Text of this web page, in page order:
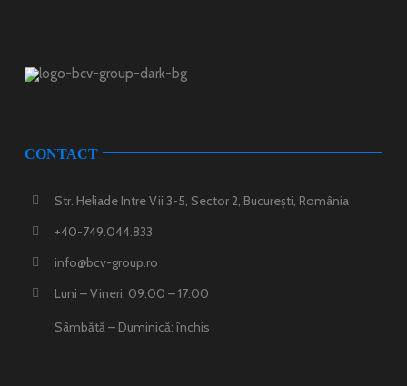
CONTACT
Str. Heliade Intre Vii 3-5, Sector 2, București, România
+40-749.044.833
info@bcv-group.ro
Luni – Vineri: 09:00 – 17:00
Sâmbătă – Duminică: închis